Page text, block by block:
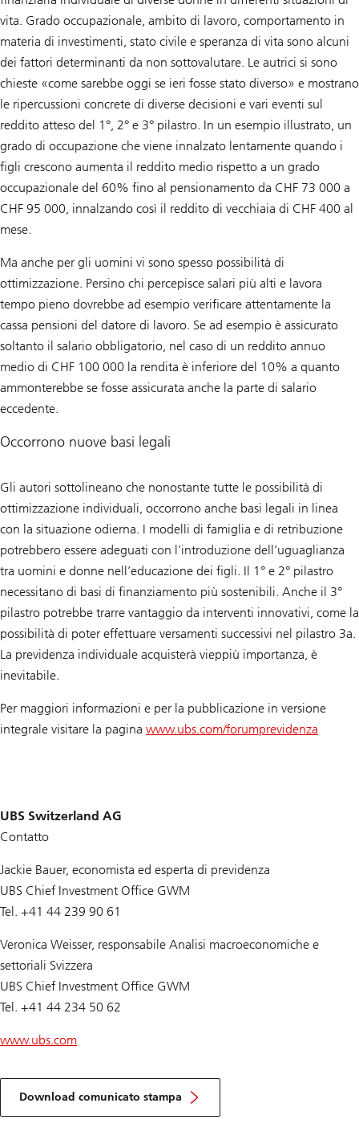
vita. Grado occupazionale, ambito di lavoro, comportamento in
materia di investimenti, stato civile e speranza di vita sono alcuni
dei fattori determinanti da non sottovalutare. Le autrici si sono
chieste «come sarebbe oggi se ieri fosse stato diverso» e mostrano
le ripercussioni concrete di diverse decisioni e vari eventi sul
reddito atteso del 1°, 2° e 3° pilastro. In un esempio illustrato, un
grado di occupazione che viene innalzato lentamente quando i
figli crescono aumenta il reddito medio rispetto a un grado
occupazionale del 60% fino al pensionamento da CHF 73 000 a
CHF 95 000, innalzando così il reddito di vecchiaia di CHF 400 al
mese.
Ma anche per gli uomini vi sono spesso possibilità di
ottimizzazione. Persino chi percepisce salari più alti e lavora
tempo pieno dovrebbe ad esempio verificare attentamente la
cassa pensioni del datore di lavoro. Se ad esempio è assicurato
soltanto il salario obbligatorio, nel caso di un reddito annuo
medio di CHF 100 000 la rendita è inferiore del 10% a quanto
ammonterebbe se fosse assicurata anche la parte di salario
eccedente.
Occorrono nuove basi legali
Gli autori sottolineano che nonostante tutte le possibilità di
ottimizzazione individuali, occorrono anche basi legali in linea
con la situazione odierna. I modelli di famiglia e di retribuzione
potrebbero essere adeguati con l’introduzione dell’uguaglianza
tra uomini e donne nell’educazione dei figli. Il 1° e 2° pilastro
necessitano di basi di finanziamento più sostenibili. Anche il 3°
pilastro potrebbe trarre vantaggio da interventi innovativi, come la
possibilità di poter effettuare versamenti successivi nel pilastro 3a.
La previdenza individuale acquisterà vieppiù importanza, è
inevitabile.
Per maggiori informazioni e per la pubblicazione in versione
integrale visitare la pagina www.ubs.com/forumprevidenza
UBS Switzerland AG
Contatto
Jackie Bauer, economista ed esperta di previdenza
UBS Chief Investment Office GWM
Tel. +41 44 239 90 61
Veronica Weisser, responsabile Analisi macroeconomiche e
settoriali Svizzera
UBS Chief Investment Office GWM
Tel. +41 44 234 50 62
www.ubs.com
Download comunicato stampa